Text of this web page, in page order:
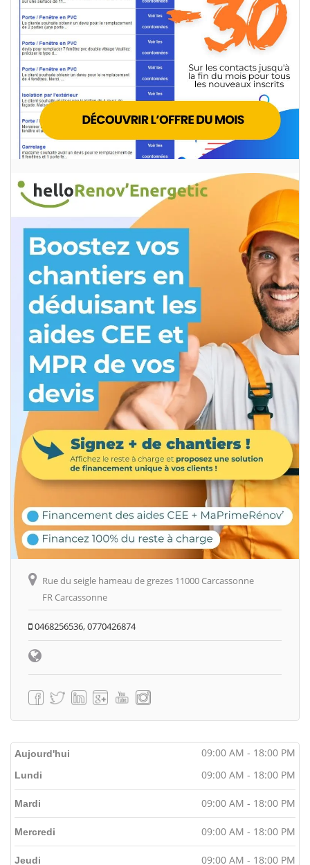
Rue du seigle hameau de grezes 11000 Carcassonne
FR Carcassonne
0468256536, 0770426874
Aujourd'hui 09:00 AM - 18:00 PM
Lundi 09:00 AM - 18:00 PM
Mardi 09:00 AM - 18:00 PM
Mercredi 09:00 AM - 18:00 PM
Jeudi 09:00 AM - 18:00 PM